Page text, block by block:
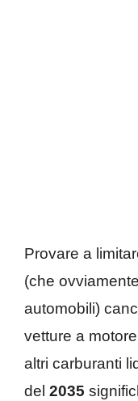
Provare a
(che
automobili)
vetture a
altri carburanti
del 2035